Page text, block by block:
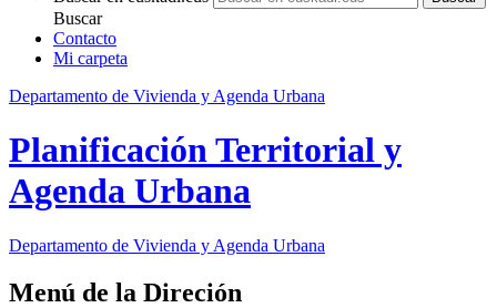
Buscar
Contacto
Mi carpeta
Departamento de Vivienda y Agenda Urbana
Planificación Territorial y
Agenda Urbana
Departamento de Vivienda y Agenda Urbana
Menú de la Direción